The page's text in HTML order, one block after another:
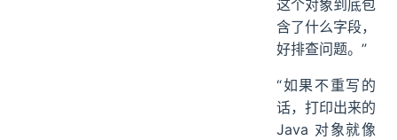
这个对象到底包
含了什么字段，
好排查问题。”
“如果不重写的
话，打印出来的
Java 对象就像